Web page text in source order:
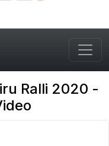
Ralli 2020 -